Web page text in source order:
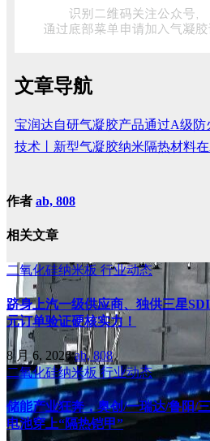
文章导航
宝润达自研气凝胶产品通过A级防
技术丨新型气凝胶纳米隔热材料
作者 ab, 808
相关文章
二氧化硅纳米板 行业动态
跻身上汽一级供应商、独供三星
元订单验证硬核实力！
8 月 6, 2026ab, 808
二氧化硅纳米板行业动态
储能产业狂奔，奥创/一瑞达/鲁阳/
电池穿上“隔热铠甲”